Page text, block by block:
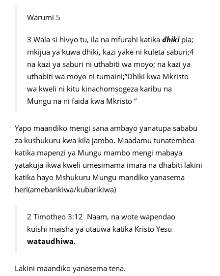
Warumi 5
3 Wala si hivyo tu, ila na mfurahi katika dhikipia;
mkijua ya kuwa dhiki, kazi yake ni kuleta saburi;4
na kazi ya saburi ni uthabiti wa moyo; na kazi ya
uthabiti wa moyo ni tumaini;”Dhiki kwa Mkristo
wa kweli ni kitu kinachomsogeza karibu na
Mungu na ni faida kwa Mkristo “
Yapo maandiko mengi sana ambayo yanatupa sababu
za kushukuru kwa kila jambo. Maadamu tunatembea
katika mapenzi ya Mungu mambo mengi mabaya
yatakuja ikwa kweli umesimama imara na dhabiti lakini
katika hayo Mshukuru Mungu mandiko yanasema
heri(amebarikiwa/kubarikiwa)
2 Timotheo 3:12 Naam, na wote wapendao
kuishi maisha ya utauwa katika Kristo Yesu
wataudhiwa.
Lakini maandiko yanasema tena.